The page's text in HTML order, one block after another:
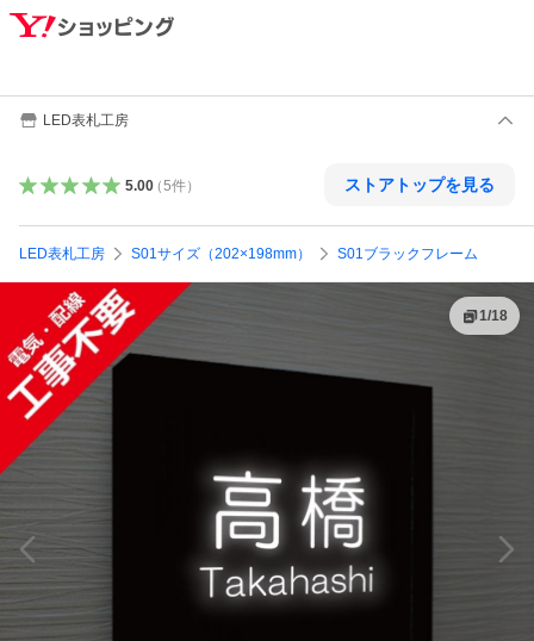
LED表札工房
5.00（5件） ストアトップを見る
LED表札工房 S01サイズ（202×198mm） S01ブラックフレーム
1/18